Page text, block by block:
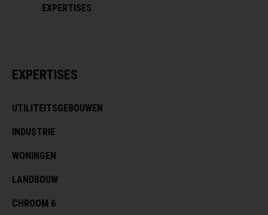
EXPERTISES
EXPERTISES
UTILITEITSGEBOUWEN
INDUSTRIE
WONINGEN
LANDBOUW
CHROOM 6